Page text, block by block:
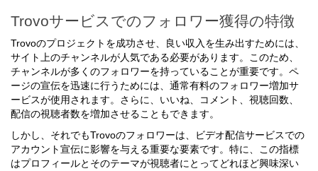
Trovoサービスでのフォロワー獲得の特徴
Trovoのプロジェクトを成功させ、良い収入を生み出すためには、
サイト上のチャンネルが人気である必要があります。このため、
チャンネルが多くのフォロワーを持っていることが重要です。ペ
ージの宣伝を迅速に行うためには、通常有料のフォロワー増加サ
ービスが使用されます。さらに、いいね、コメント、視聴回数、
配信の視聴者数を増加させることもできます。
しかし、それでもTrovoのフォロワーは、ビデオ配信サービスでの
アカウント宣伝に影響を与える重要な要素です。特に、この指標
はプロフィールとそのテーマが視聴者にとってどれほど興味深い